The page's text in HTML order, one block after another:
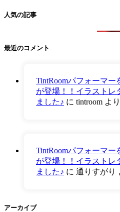
人気の記事
最近のコメント
TintRoomパフォーマー
が登場！！イラストレ
ました♪ に tintroom より
TintRoomパフォーマー
が登場！！イラストレ
ました♪ に 通りすがり
アーカイブ